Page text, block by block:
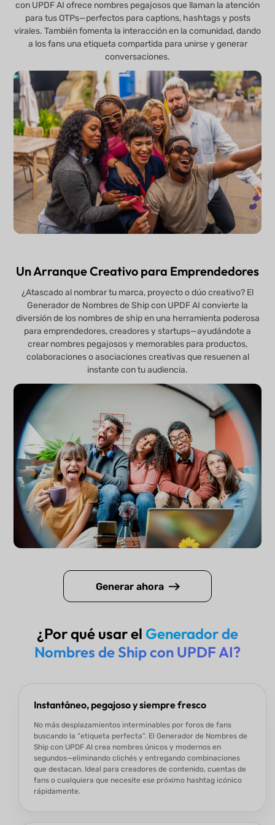
con UPDF AI ofrece nombres pegajosos que llaman la atención
para tus OTPs—perfectos para captions, hashtags y posts
virales. También fomenta la interacción en la comunidad, dando
a los fans una etiqueta compartida para unirse y generar
conversaciones.
Un Arranque Creativo para Emprendedores
¿Atascado al nombrar tu marca, proyecto o dúo creativo? El
Generador de Nombres de Ship con UPDF AI convierte la
diversión de los nombres de ship en una herramienta poderosa
para emprendedores, creadores y startups—ayudándote a
crear nombres pegajosos y memorables para productos,
colaboraciones o asociaciones creativas que resuenen al
instante con tu audiencia.
Generar ahora
¿Por qué usar el Generador de
Nombres de Ship con UPDF AI?
Instantáneo, pegajoso y siempre fresco
No más desplazamientos interminables por foros de fans
buscando la “etiqueta perfecta”. El Generador de Nombres de
Ship con UPDF AI crea nombres únicos y modernos en
segundos—eliminando clichés y entregando combinaciones
que destacan. Ideal para creadores de contenido, cuentas de
fans o cualquiera que necesite ese próximo hashtag icónico
rápidamente.